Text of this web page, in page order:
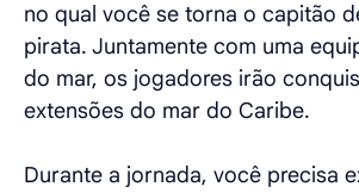
no qual você se torna o capitão
pirata. Juntamente com uma
do mar, os jogadores irão
extensões do mar do Caribe.
Durante a jornada, você precisa